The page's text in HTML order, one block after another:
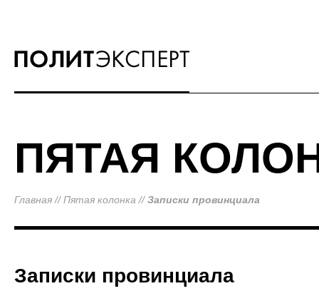
ПЯТАЯ
Главная //Пятая колонка //Записки провинциала
Записки провинциала